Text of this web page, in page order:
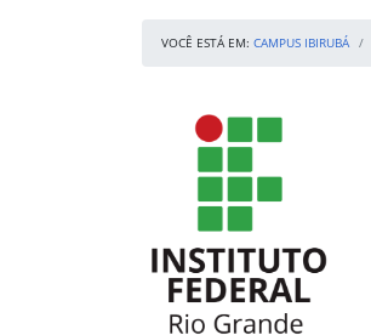
VOCÊ ESTÁ EM: CAMPUS IBIRUBÁ
Início da navegação